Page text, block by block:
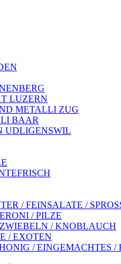
LUZERN
METALLI ZUG
BAAR
UDLIGENSWIL
/ FEINSALATE /
/ PILZE
/ KNOBLAUCH
/ EXOTEN
/ EINGEMACHTES /